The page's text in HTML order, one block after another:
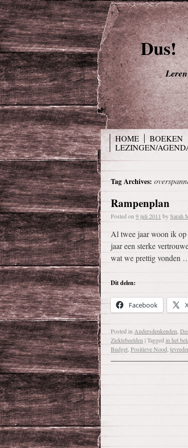
Dus!
HOME BOEKEN
LEZINGEN/
Tag Archives:
Rampenplan
Posted on 9 juli 2011 bySarah
Al twee jaar woon ik op
jaar een sterke
wat we prettig vonden
Dit delen:
Facebook
Posted in Andersdenkenden
Ziektebeelden |Tagged in het
Budget Positieve Nood